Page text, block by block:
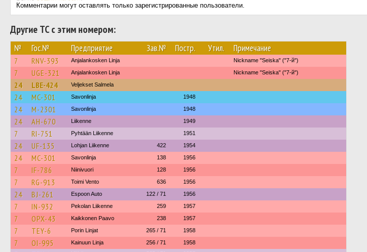
Комментарии могут оставлять только зарегистрированные пользователи.
Другие ТС с этим номером:
№ Гос.№ Предприятие Зав.№ Постр. Утил. Примечание
7 RNV-393 Anjalankosken Linja Nickname "Seiska" ("7-й")
7 UGE-321 Anjalankosken Linja Nickname "Seiska" ("7-й")
24 LBE-424 Veljekset Salmela
24 MC-301 Savonlinja 1948
24 M-2301 Savonlinja 1948
24 AH-670 Liikenne 1949
7 RI-751 Pyhtään Liikenne 1951
24 UF-135 Lohjan Liikenne 422 1954
24 MC-301 Savonlinja 138 1956
7 IF-786 Niinivuori 128 1956
7 RG-913 Toimi Vento 636 1956
24 BJ-261 Espoon Auto 122 / 71 1956
7 IN-932 Pekolan Liikenne 259 1957
7 OPX-43 Kaikkonen Paavo 238 1957
7 TEY-6 Porin Linjat 265 / 71 1958
7 OI-995 Kainuun Linja 256 / 71 1958